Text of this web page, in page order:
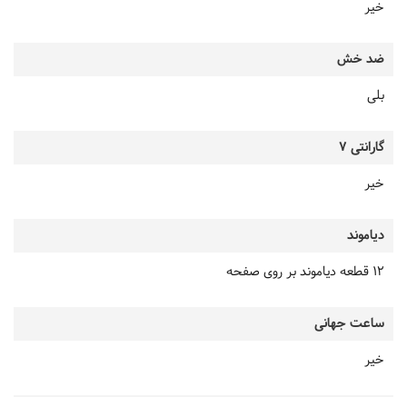
خیر
ضد خش
بلی
گارانتی 7
خیر
دیاموند
12 قطعه دیاموند بر روی صفحه
ساعت جهانی
خیر